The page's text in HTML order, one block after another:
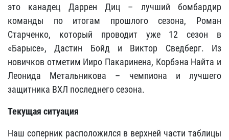
это канадец Даррен Диц – лучший бомбардир
команды по итогам прошлого сезона, Роман
Старченко, который проводит уже 12 сезон в
«Барысе», Дастин Бойд и Виктор Сведберг. Из
новичков отметим Ииро Пакаринена, Корбэна Найта и
Леонида Метальникова – чемпиона и лучшего
защитника ВХЛ последнего сезона.
Текущая ситуация
Наш соперник расположился в верхней части таблицы